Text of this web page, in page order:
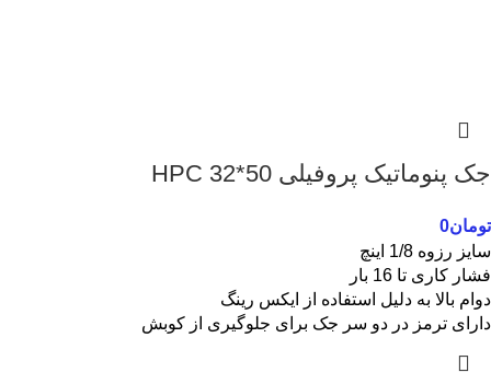
جک پنوماتیک پروفیلی 50*32 HPC
تومان0
سایز رزوه 1/8 اینچ
فشار کاری تا 16 بار
دوام بالا به دلیل استفاده از ایکس رینگ
دارای ترمز در دو سر جک برای جلوگیری از کوبش